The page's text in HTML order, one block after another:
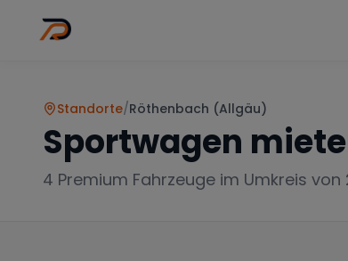
Standorte/Röthenbach (Allgäu)
Sportwagen
4 Premium Fahrzeuge im Umkreis von